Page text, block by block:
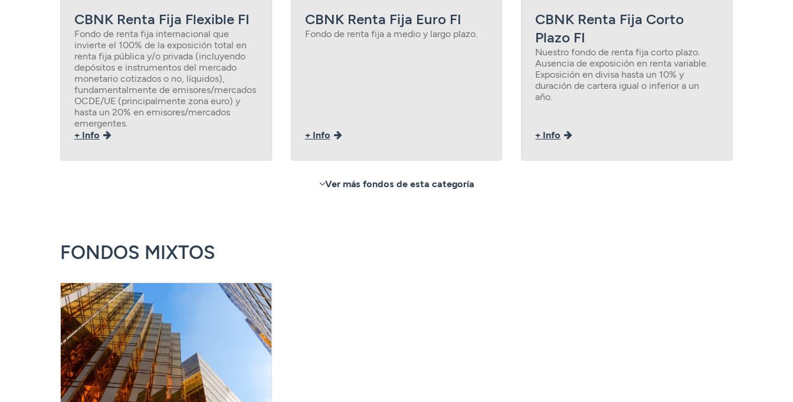
CBNK Renta Fija Flexible FI
Fondo de renta fija internacional que
invierte el 100% de la exposición total en
renta fija pública y/o privada (incluyendo
depósitos e instrumentos del mercado
monetario cotizados o no, líquidos),
fundamentalmente de emisores/mercados
OCDE/UE (principalmente zona euro) y
hasta un 20% en emisores/mercados
emergentes.
+ Info
CBNK Renta Fija Euro FI
Fondo de renta fija a medio y largo plazo.
+ Info
CBNK Renta Fija Corto
Plazo FI
Nuestro fondo de renta fija corto plazo.
Ausencia de exposición en renta variable.
Exposición en divisa hasta un 10% y
duración de cartera igual o inferior a un
año.
+ Info
Ver más fondos de esta categoría
FONDOS MIXTOS